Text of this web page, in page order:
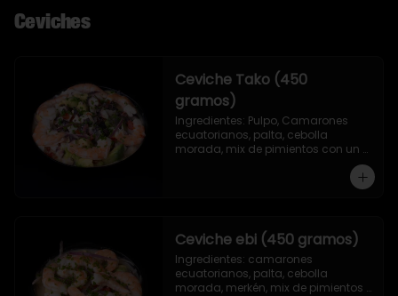
Ceviches
Ceviche Tako (450
gramos)
Ingredientes: Pulpo, Camarones
ecuatorianos, palta, cebolla
morada, mix de pimientos con un
toque de ciboulette, merkén, cilantro
Ceviche ebi (450 gramos)
Ingredientes: camarones
ecuatorianos, palta, cebolla
morada, merkén, mix de pimientos